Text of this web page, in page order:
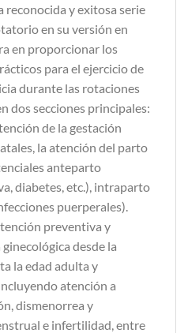
reconocida y exitosa serie
en su versión en
en proporcionar los
para el ejercicio de
durante las rotaciones
dos secciones principales:
de la gestación
la atención del parto
anteparto
diabetes, etc.), intraparto
puerperales).
preventiva y
desde la
la edad adulta y
atención a
dismenorrea y
e infertilidad, entre